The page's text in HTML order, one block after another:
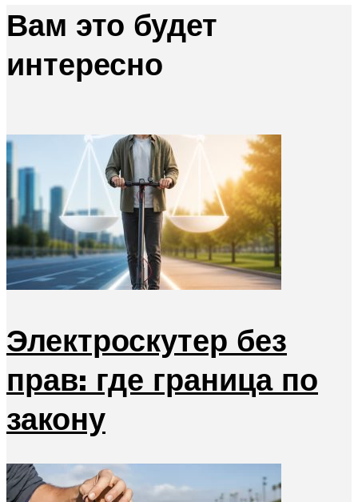
Вам это будет
интересно
Электроскутер без
прав: где граница по
закону